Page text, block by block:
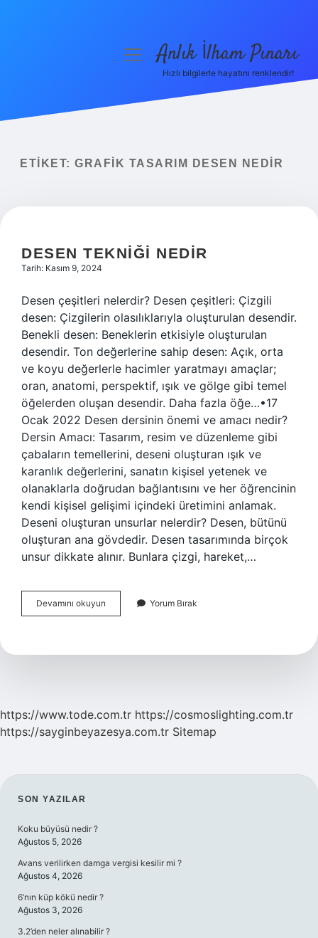
Yasal Uyarı
menüyüAnlık İlham Pınarı
Hızlı bilgilerle hayatını renklendir!
ETIKET: GRAFIK TASARIM DESEN NEDIR
DESEN TEKNIĞI NEDIR
Tarih: Kasım 9, 2024
Desen çeşitleri nelerdir? Desen çeşitleri: Çizgili
desen: Çizgilerin olasılıklarıyla oluşturulan desendir.
Benekli desen: Beneklerin etkisiyle oluşturulan
desendir. Ton değerlerine sahip desen: Açık, orta
ve koyu değerlerle hacimler yaratmayı amaçlar;
oran, anatomi, perspektif, ışık ve gölge gibi temel
öğelerden oluşan desendir. Daha fazla öğe…•17
Ocak 2022 Desen dersinin önemi ve amacı nedir?
Dersin Amacı: Tasarım, resim ve düzenleme gibi
çabaların temellerini, deseni oluşturan ışık ve
karanlık değerlerini, sanatın kişisel yetenek ve
olanaklarla doğrudan bağlantısını ve her öğrencinin
kendi kişisel gelişimi içindeki üretimini anlamak.
Deseni oluşturan unsurlar nelerdir? Desen, bütünü
oluşturan ana gövdedir. Desen tasarımında birçok
unsur dikkate alınır. Bunlara çizgi, hareket,…
Devamını okuyun
Tekniği
Yorum Bırak
https://www.tode.com.tr https://cosmoslighting.com.tr
https://sayginbeyazesya.com.tr Sitemap
SIDEBAR
SON YAZILAR
Koku büyüsü nedir ?
Ağustos 5, 2026
Avans verilirken damga vergisi kesilir mi ?
Ağustos 4, 2026
6’nın küp kökü nedir ?
Ağustos 3, 2026
3.2’den neler alınabilir ?